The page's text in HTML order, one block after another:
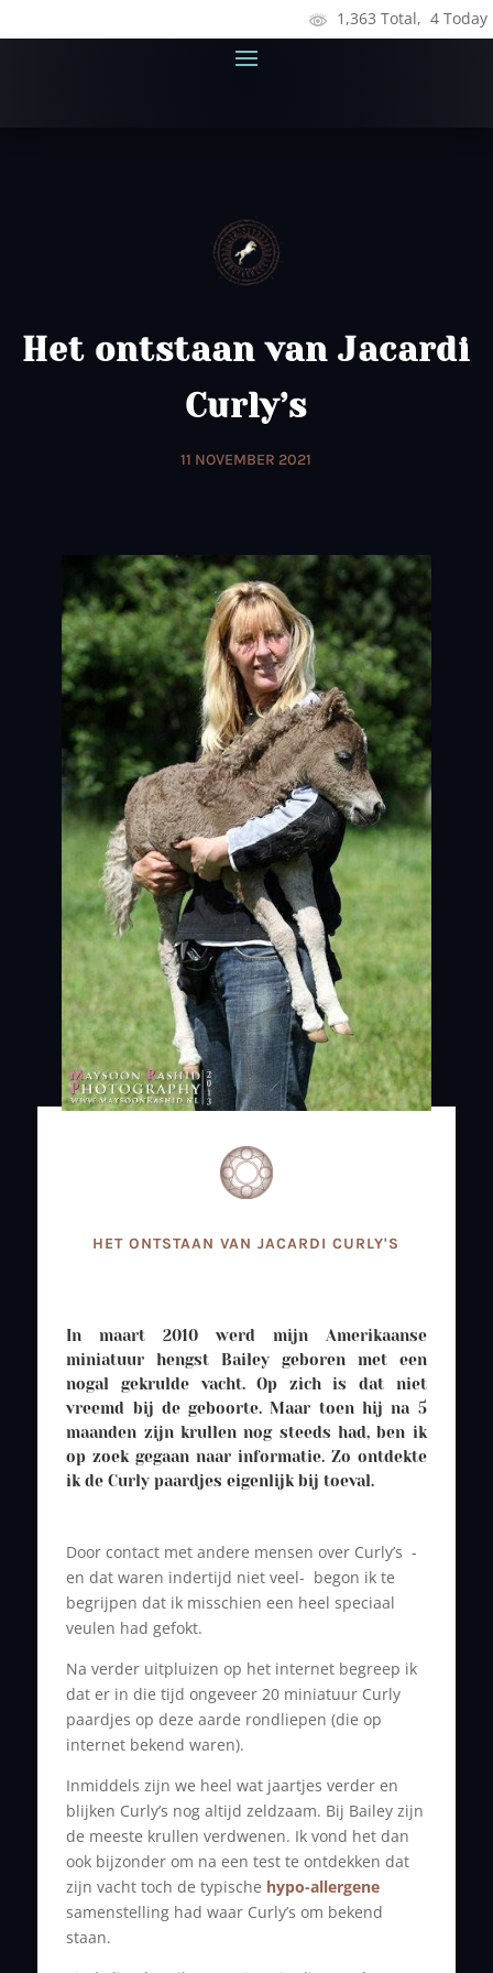
1,363 Total, 4 Today
Het ontstaan van Jacardi
Curly’s
11 NOVEMBER 2021
HET ONTSTAAN VAN JACARDI CURLY'S
In maart 2010 werd mijn Amerikaanse
miniatuur hengst Bailey geboren met een
nogal gekrulde vacht. Op zich is dat niet
vreemd bij de geboorte. Maar toen hij na 5
maanden zijn krullen nog steeds had, ben ik
op zoek gegaan naar informatie. Zo ontdekte
ik de Curly paardjes eigenlijk bij toeval.
Door contact met andere mensen over Curly’s -
en dat waren indertijd niet veel- begon ik te
begrijpen dat ik misschien een heel speciaal
veulen had gefokt.
Na verder uitpluizen op het internet begreep ik
dat er in die tijd ongeveer 20 miniatuur Curly
paardjes op deze aarde rondliepen (die op
internet bekend waren).
Inmiddels zijn we heel wat jaartjes verder en
blijken Curly’s nog altijd zeldzaam. Bij Bailey zijn
de meeste krullen verdwenen. Ik vond het dan
ook bijzonder om na een test te ontdekken dat
zijn vacht toch de typische hypo-allergene
samenstelling had waar Curly’s om bekend
staan.